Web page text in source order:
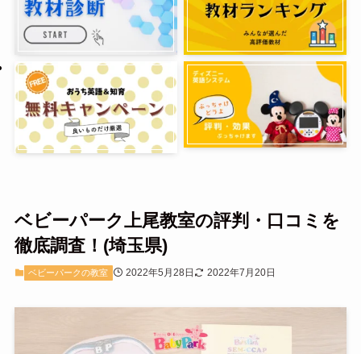
ベビーパーク上尾教室の評判・口コミを
徹底調査！(埼玉県)
ベビーパークの教室 2022年5月28日 2022年7月20日